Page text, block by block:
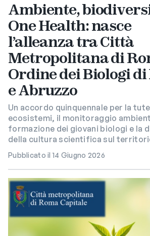
Ambiente,
One Health: nasce
l’alleanza tra Città
Metropolitana di
Ordine dei Biologi di
e Abruzzo
Un accordo quinquennale per la
ecosistemi, il monitoraggio
formazione dei giovani biologi e la
della cultura scientifica sul
Pubblicato il 14 Giugno 2026